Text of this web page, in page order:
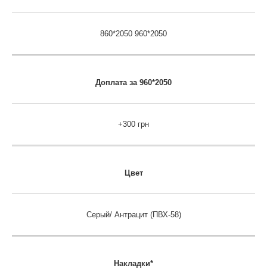
860*2050 960*2050
Доплата за 960*2050
+300 грн
Цвет
Серый/ Антрацит (ПВХ-58)
Накладки*